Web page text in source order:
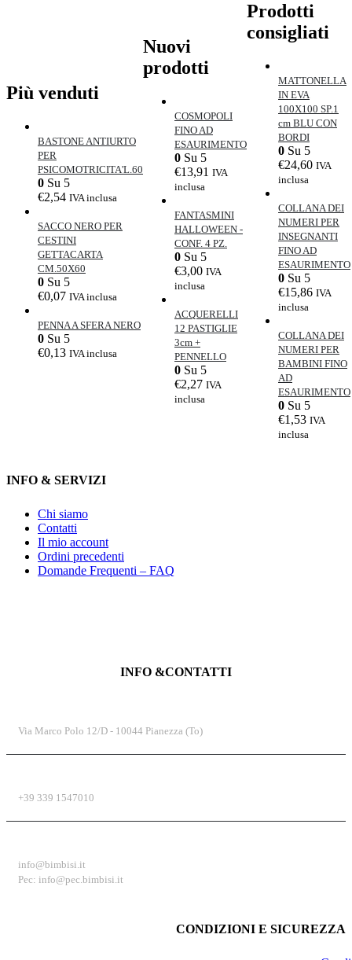
Più venduti
BASTONE ANTIURTO
PER
PSICOMOTRICITA'L.60
0 Su 5
€2,54 IVA inclusa
SACCO NERO PER
CESTINI
GETTACARTA
CM.50X60
0 Su 5
€0,07 IVA inclusa
PENNA A SFERA NERO
0 Su 5
€0,13 IVA inclusa
Nuovi
prodotti
COSMOPOLI
FINO AD
ESAURIMENTO
0 Su 5
€13,91 IVA
inclusa
FANTASMINI
HALLOWEEN -
CONF. 4 PZ.
0 Su 5
€3,00 IVA
inclusa
ACQUERELLI
12 PASTIGLIE
3cm +
PENNELLO
0 Su 5
€2,27 IVA
inclusa
Prodotti
consigliati
MATTONELLA
IN EVA
100X100 SP.1
cm BLU CON
BORDI
0 Su 5
€24,60 IVA
inclusa
COLLANA DEI
NUMERI PER
INSEGNANTI
FINO AD
ESAURIMENTO
0 Su 5
€15,86 IVA
inclusa
COLLANA DEI
NUMERI PER
BAMBINI FINO
AD
ESAURIMENTO
0 Su 5
€1,53 IVA
inclusa
INFO & SERVIZI
Chi siamo
Contatti
Il mio account
Ordini precedenti
Domande Frequenti – FAQ
INFO &CONTATTI
Via Marco Polo 12/D - 10044 Pianezza (To)
+39 339 1547010
info@bimbisi.it
Pec: info@pec.bimbisi.it
CONDIZIONI E SICUREZZA